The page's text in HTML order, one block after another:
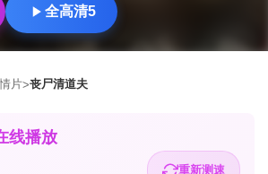
全高清5
片>丧尸清道夫
线播放
重新测速